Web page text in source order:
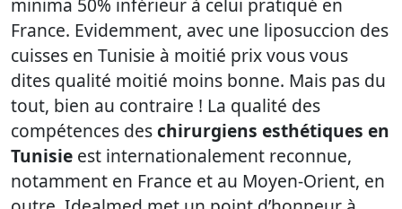
minima 50% inférieur à celui pratiqué en
France. Evidemment, avec une liposuccion des
cuisses en Tunisie à moitié prix vous vous
dites qualité moitié moins bonne. Mais pas du
tout, bien au contraire ! La qualité des
compétences deschirurgiens esthétiques en
Tunisie est internationalement reconnue,
notamment en France et au Moyen-Orient, en